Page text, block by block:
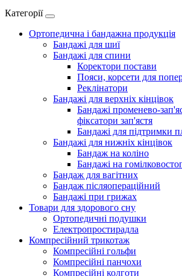
Категорії
Ортопедична і бандажна продукція
Бандажі для шиї
Бандажі для спини
Коректори постави
Пояси, корсети для
Реклінатори
Бандажі для верхніх кінцівок
Бандажі променево-
фіксатори зап'ястя
Бандажі для підтримки
Бандажі для нижніх кінцівок
Бандаж на коліно
Бандажі на
Бандаж для вагітних
Бандаж післяопераційний
Бандажі при грижах
Товари для здорового сну
Ортопедичні подушки
Електропростирадла
Компресійний трикотаж
Компресійні гольфи
Компресійні панчохи
Компресійні колготи